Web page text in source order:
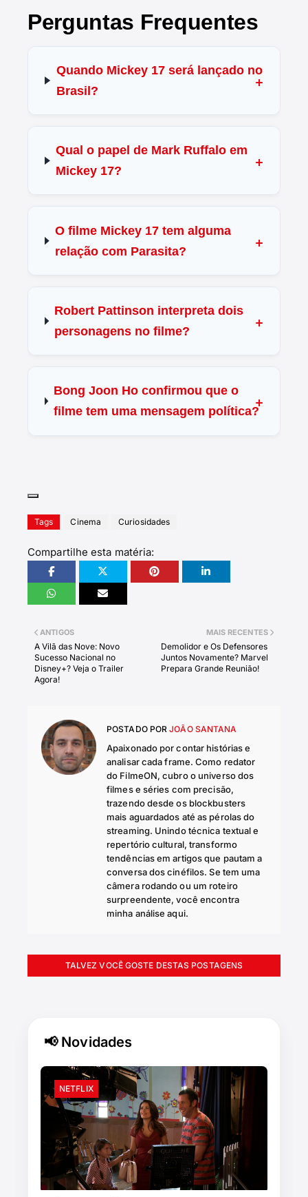
Perguntas Frequentes
Quando Mickey 17 será lançado no
Brasil?
Qual o papel de Mark Ruffalo em
Mickey 17?
O filme Mickey 17 tem alguma
relação com Parasita?
Robert Pattinson interpreta dois
personagens no filme?
Bong Joon Ho confirmou que o
filme tem uma mensagem política?
Tags Cinema Curiosidades
Compartilhe esta matéria:
MAIS RECENTES
Demolidor e Os Defensores
Juntos Novamente? Marvel
Prepara Grande Reunião!
ANTIGOS
A Vilã das Nove: Novo
Sucesso Nacional no
Disney+? Veja o Trailer
Agora!
POSTADO POR JOÃO SANTANA
Apaixonado por contar histórias e
analisar cada frame. Como redator
do FilmeON, cubro o universo dos
filmes e séries com precisão,
trazendo desde os blockbusters
mais aguardados até as pérolas do
streaming. Unindo técnica textual e
repertório cultural, transformo
tendências em artigos que pautam a
conversa dos cinéfilos. Se tem uma
câmera rodando ou um roteiro
surpreendente, você encontra
minha análise aqui.
TALVEZ VOCÊ GOSTE DESTAS POSTAGENS
📢 Novidades
NETFLIX